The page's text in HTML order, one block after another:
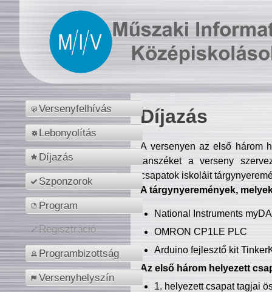
Versenyfelhívás
Lebonyolítás
Díjazás
Szponzorok
Program
Regisztráció
Programbizottság
Versenyhelyszín
Díjazás
A versenyen az első három
tanszéket a verseny
csapatok iskoláit
A tárgynyeremények,
National Instruments
OMRON CP1LE PLC
Arduino fejlesztő kit
Az első három helyezett
1. helyezett csapat tagjai